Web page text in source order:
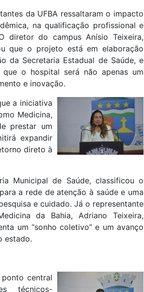
da UFBA ressaltaram o impacto
na qualificação profissional e
diretor do campus Anísio Teixeira,
que o projeto está em elaboração
da Secretaria Estadual de Saúde, e
o hospital será não apenas um
e inovação.
a iniciativa
Medicina,
prestar um
expandir
direto à
Municipal de Saúde, classificou o
a rede de atenção à saúde e uma
e cuidado. Já o representante
da Bahia, Adriano Teixeira,
um “sonho coletivo” e um avanço
estado.
central
técnicos-